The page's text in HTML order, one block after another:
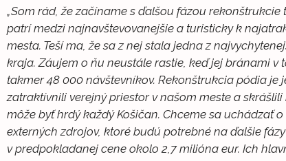
„Som rád, že začíname s ďalšou fázou
patrí medzi najnavštevovanejšie a turisticky k
mesta. Teší ma, že sa z nej stala jedna z
kraja. Záujem o ňu neustále rastie, keď jej bránami
takmer 48 000 návštevníkov. Rekonštrukcia pódia je
zatraktívnili verejný priestor v našom meste a
môže byť hrdý každý Košičan. Chceme sa uchádzať
externých zdrojov, ktoré budú potrebné na ďalšie
v predpokladanej cene okolo 2,7 milióna eur. Ich